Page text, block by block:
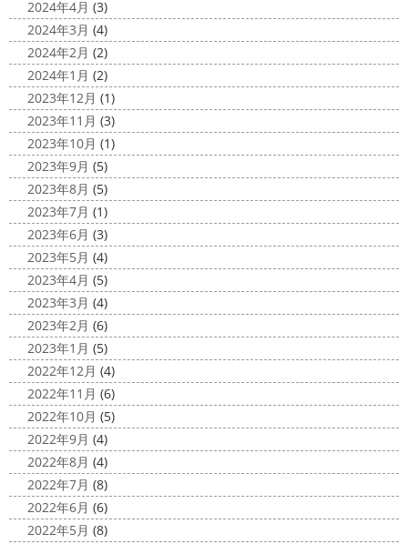
今日は高圧洗浄が何故必要かについて説明させていただき
ます
塗装工事をお考えのお客様は長くなりますが、ぜ
ひ読んでみてくださいね
外壁や屋根の表面に塗装してで
きた塗膜は、毎日屋外で紫外線、雨風、排気ガスなどにさ
らされて ...
カ陽気になり過ごしやすくなりましたね
お知らせをさせていただきます
先日、弊社が日本ペイン
ト神奈川営業所様より優良施工会社として表彰されました
このよ ...
2020/11/12
朝活
＊湘南の外壁塗装専門店＊
小倉氏サーフィンにはまり中
今回は浩
さんも一緒に
３人で出発
波は小さい
けどお天気良くて気持ち～
まずは陸でのイメトレ 入水～
小倉氏ライド
で、すぐ立ててました
2020/11/10
HAPPY HALLOWEEN
＊湘南の
外壁塗装専門店＊
ちょっとご無沙汰してる間にもう11月も
10日が過ぎようとしていますね
2020年もあっとゆう間
に終わってしまう～
今年はコロナの影響で色々なイベン
トもなくなり淋しいですね… ですが、先日ブログでもお伝
えしたマービスタ ...
2020/11/02
ウェット完成
＊湘南の外壁塗装専
門店＊
こんにちは!! 今週も１週間始まりました
が、明日は祝日です
今日も１日頑張りましょう
さて
さて、先日のブログで書いた、小倉氏のオーダーしたウェ
ットが完成しました
ゃんも一緒にパチリ
2024年4月 (3)
2024年3月 (4)
2024年2月 (2)
2024年1月 (2)
2023年12月 (1)
2023年11月 (3)
2023年10月 (1)
2023年9月 (5)
2023年8月 (5)
2023年7月 (1)
2023年6月 (3)
2023年5月 (4)
2023年4月 (5)
2023年3月 (4)
2023年2月 (6)
2023年1月 (5)
2022年12月 (4)
2022年11月 (6)
2022年10月 (5)
2022年9月 (4)
2022年8月 (4)
2022年7月 (8)
2022年6月 (6)
2022年5月 (8)